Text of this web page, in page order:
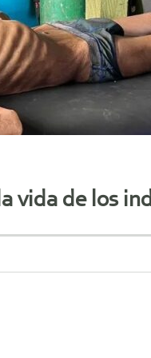
vida de los